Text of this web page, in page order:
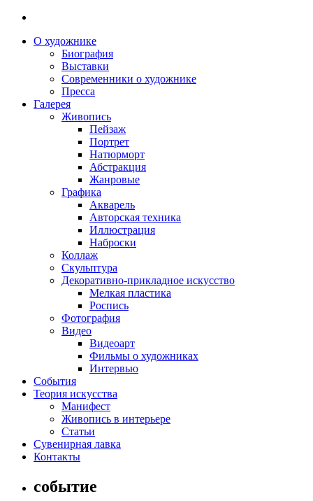
О художнике
Биография
Выставки
Современники о художнике
Пресса
Галерея
Живопись
Пейзаж
Портрет
Натюрморт
Абстракция
Жанровые
Графика
Акварель
Авторская техника
Иллюстрация
Наброски
Коллаж
Скульптура
Декоративно-прикладное искусство
Мелкая пластика
Роспись
Фотография
Видео
Видеоарт
Фильмы о художниках
Интервью
События
Теория искусства
Манифест
Живопись в интерьере
Статьи
Сувенирная лавка
Контакты
событие